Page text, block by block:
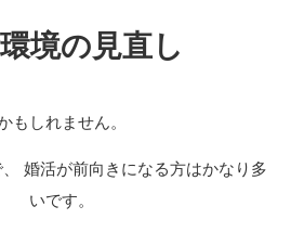
境の見直し
もしれません。
婚活が前向きになる方はかなり多
いです。